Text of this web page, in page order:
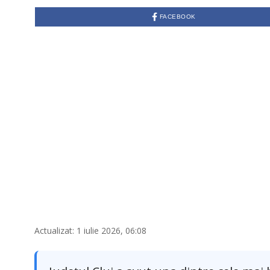
FACEBOOK
Actualizat: 1 iulie 2026, 06:08